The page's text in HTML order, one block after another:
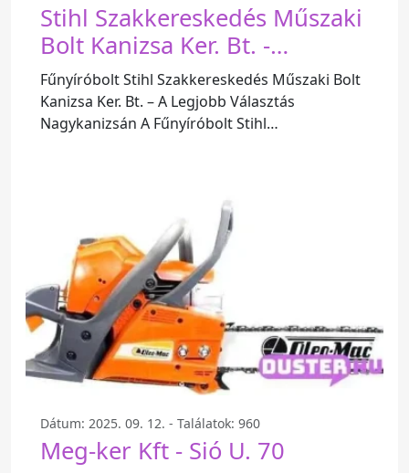
Stihl Szakkereskedés Műszaki
Bolt Kanizsa Ker. Bt. -
Nagykanizsa
Fűnyíróbolt Stihl Szakkereskedés Műszaki Bolt
Kanizsa Ker. Bt. – A Legjobb Választás
Nagykanizsán A Fűnyíróbolt Stihl
Dátum: 2025. 09. 12. - Találatok: 960
Meg-ker Kft - Sió U. 70